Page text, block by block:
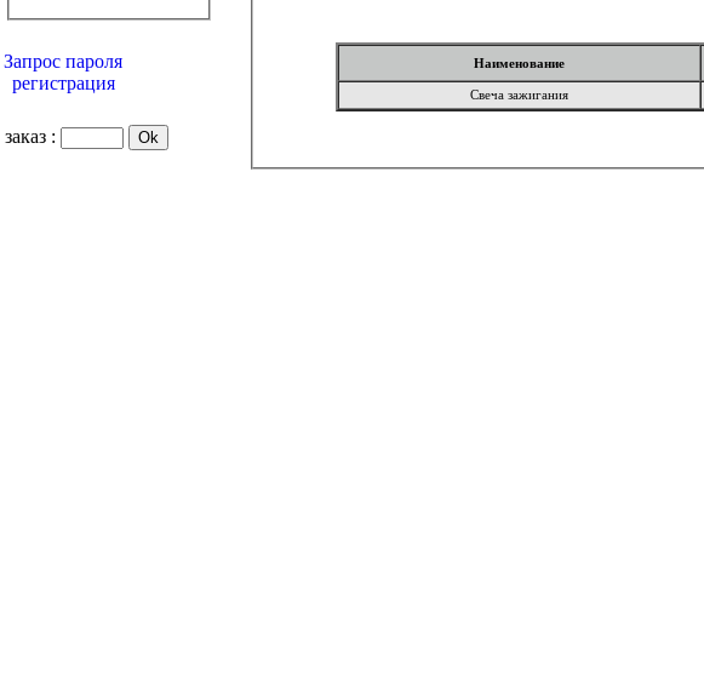
Запрос пароля
регистрация
заказ :
Наименование
Свеча зажигания